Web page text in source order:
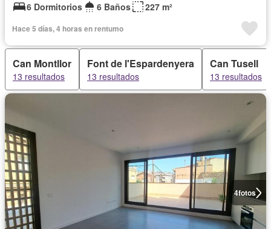
6 Dormitorios
6 Baños 227 m²
Hace 5 días, 4 horas en rentumo
Can Montllor
13 resultados
Font de l'Espardenyera
13 resultados
Can Tusell
13 resultados
4fotos